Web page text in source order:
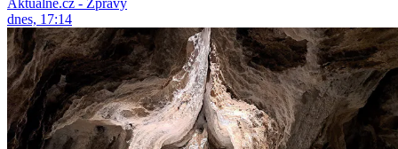
Aktuálně.cz - Zprávy
dnes, 17:14